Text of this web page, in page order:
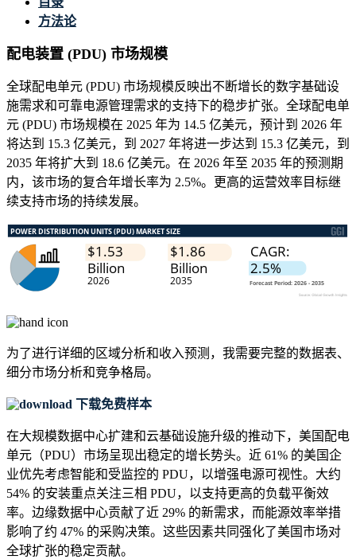
方法论
配电装置 (PDU) 市场规模
全球配电单元 (PDU) 市场规模反映出不断增长的数字基础设
施需求和可靠电源管理需求的支持下的稳步扩张。全球配电单
元 (PDU) 市场规模在 2025 年为 14.5 亿美元，预计到 2026 年
将达到 15.3 亿美元，到 2027 年将进一步达到 15.3 亿美元，到
2035 年将扩大到 18.6 亿美元。在 2026 年至 2035 年的预测期
内，该市场的复合年增长率为 2.5%。更高的运营效率目标继
续支持市场的持续发展。
为了进行详细的区域分析和收入预测，我需要完整的数据表、
细分市场分析和竞争格局。
下载免费样本
在大规模数据中心扩建和云基础设施升级的推动下，美国配电
单元（PDU）市场呈现出稳定的增长势头。近 61% 的美国企
业优先考虑智能和受监控的 PDU，以增强电源可视性。大约
54% 的安装重点关注三相 PDU，以支持更高的负载平衡效
率。边缘数据中心贡献了近 29% 的新需求，而能源效率举措
影响了约 47% 的采购决策。这些因素共同强化了美国市场对
全球扩张的稳定贡献。